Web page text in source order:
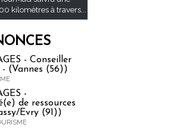
kilomètres à travers...
- Conseiller
(Vannes (56))
-
de ressources
Evry (91))